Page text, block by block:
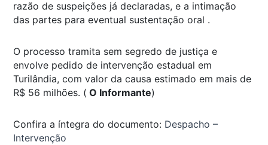
razão de suspeições já declaradas, e a intimação
das partes para eventual sustentação oral .
O processo tramita sem segredo de justiça e
envolve pedido de intervenção estadual em
Turilândia, com valor da causa estimado em mais de
R$ 56 milhões. ( O Informante)
Confira a íntegra do documento: Despacho –
Intervenção